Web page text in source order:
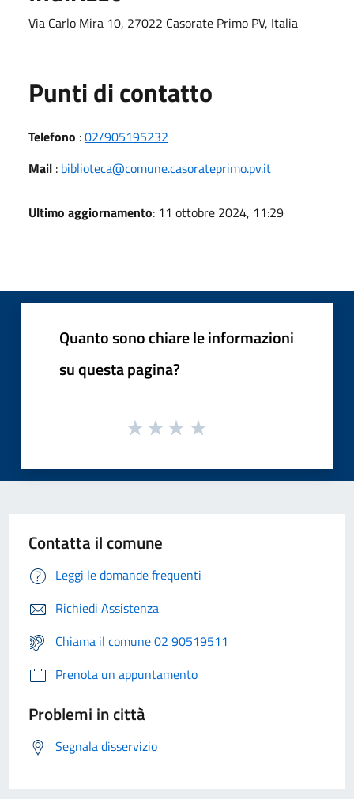
Via Carlo Mira 10, 27022 Casorate Primo PV, Italia
Punti di contatto
Telefono :02/905195232
Mail : biblioteca@comune.casorateprimo.pv.it
Ultimo aggiornamento: 11 ottobre 2024, 11:29
Quanto sono chiare le informazioni
su questa pagina?
Contatta il comune
Leggi le domande frequenti
Richiedi Assistenza
Chiama il comune 02 90519511
Prenota un appuntamento
Problemi in città
Segnala disservizio